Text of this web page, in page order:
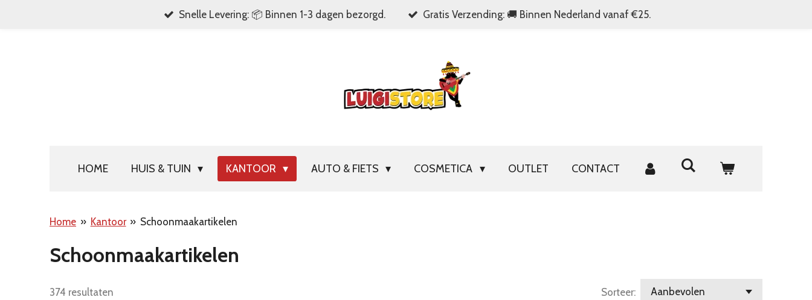
Snelle Levering: 📦 Binnen 1-3 dagen bezorgd. Gratis Verzending: 🚚 Binnen Nederland vanaf €25.
HOME HUIS & TUIN KANTOOR AUTO & FIETS COSMETICA OUTLET CONTACT
Home » Kantoor » Schoonmaakartikelen
Schoonmaakartikelen
374 resultaten Sorteer: